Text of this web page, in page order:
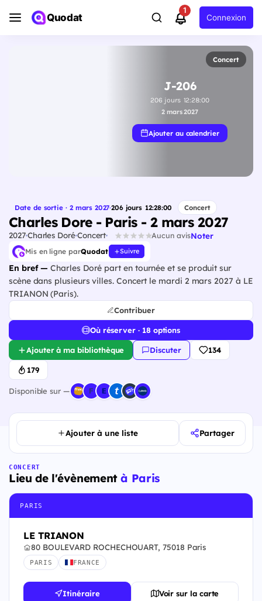
Quodat
1
Connexion
Concert
J-206
206 jours 12:27:59
2 mars 2027
Ajouter au calendrier
Date de sortie · 2 mars 2027·206 jours 12:27:59 Concert
Charles Dore - Paris - 2 mars 2027
2027Charles DoréConcert Aucun avisNoter
Mis en ligne parQuodat Suivre
En bref — Charles Doré part en tournée et se produit sur
scène dans plusieurs villes. Concert le mardi 2 mars 2027 à LE
TRIANON (Paris).
Contribuer
Où réserver · 18 options
Ajouter à ma bibliothèque Discuter 134
179
Disponible sur —
Ajouter à une liste Partager
CONCERT
Lieu de l'évènementà Paris
PARIS
LE TRIANON
80 BOULEVARD ROCHECHOUART, 75018 Paris
PARIS FRANCE
Itinéraire Voir sur la carte